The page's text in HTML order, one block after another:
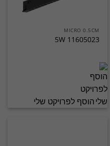
MICRO 0.5CM
11605023 5W
הוסף לפרויקט שלי